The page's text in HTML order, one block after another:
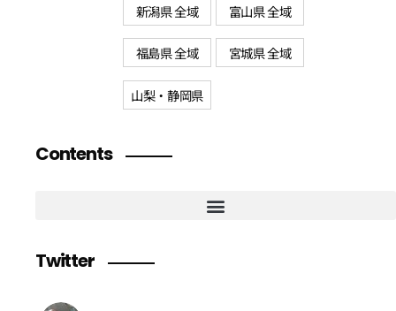
新潟県 全域 富山県 全域
福島県 全域 宮城県 全域
山梨・静岡県
Contents
Twitter